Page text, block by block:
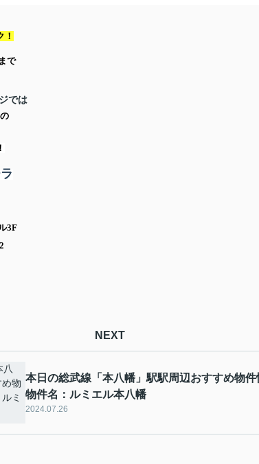
！
まで
では
3F
NEXT
本日の総武線「本八幡」駅駅周辺おすすめ物
物件名：ルミエル本八幡
2024.07.26